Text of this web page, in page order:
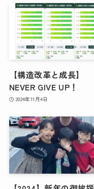
【構造改革と成長】
NEVER GIVE UP！
2024年11月4日